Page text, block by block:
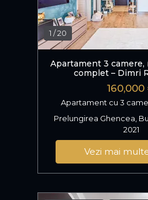
1 /20
Apartament 3
complet – Dimri
Apartament cu 3
Prelungirea Ghencea,
2021
Vezi mai